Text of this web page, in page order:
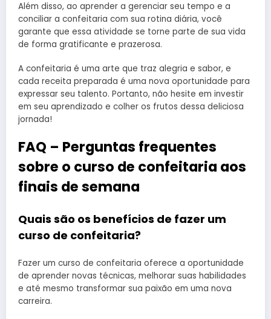
Além disso, ao aprender a gerenciar seu tempo e a
conciliar a confeitaria com sua rotina diária, você
garante que essa atividade se torne parte de sua vida
de forma gratificante e prazerosa.
A confeitaria é uma arte que traz alegria e sabor, e
cada receita preparada é uma nova oportunidade para
expressar seu talento. Portanto, não hesite em investir
em seu aprendizado e colher os frutos dessa deliciosa
jornada!
FAQ – Perguntas frequentes
sobre o curso de confeitaria aos
finais de semana
Quais são os benefícios de fazer um
curso de confeitaria?
Fazer um curso de confeitaria oferece a oportunidade
de aprender novas técnicas, melhorar suas habilidades
e até mesmo transformar sua paixão em uma nova
carreira.